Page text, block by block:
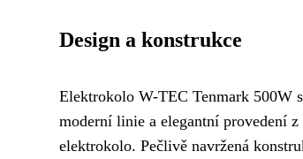
Design a konstrukce
Elektrokolo W-TEC Tenmark 500W
moderní linie a elegantní provedení
elektrokolo. Pečlivě navržená